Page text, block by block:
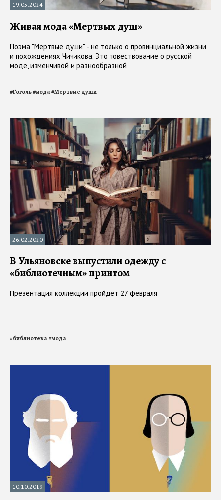
19.05.2024
Живая мода «Мертвых душ»
Поэма "Мертвые души" - не только о провинциальной жизни
и похождениях Чичикова. Это повествование о русской
моде, изменчивой и разнообразной
#Гоголь#мода#Мертвые души
26.02.2020
В Ульяновске выпустили одежду с
«библиотечным» принтом
Презентация коллекции пройдет 27 февраля
#библиотека#мода
10.10.2019